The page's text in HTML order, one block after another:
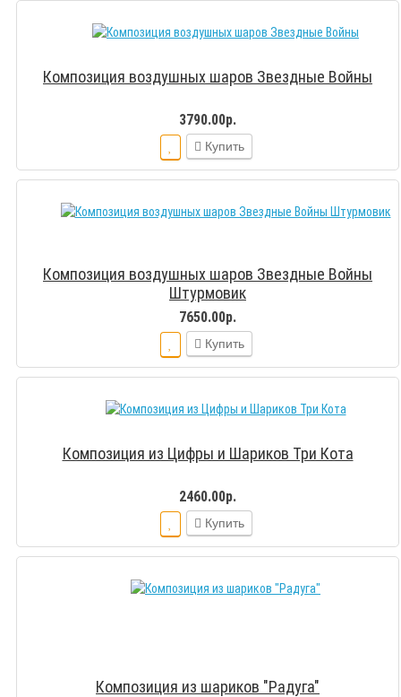
Композиция воздушных шаров Звездные Войны
3790.00р.
Купить
Композиция воздушных шаров Звездные Войны
Штурмовик
7650.00р.
Купить
Композиция из Цифры и Шариков Три Кота
2460.00р.
Купить
Композиция из шариков "Радуга"